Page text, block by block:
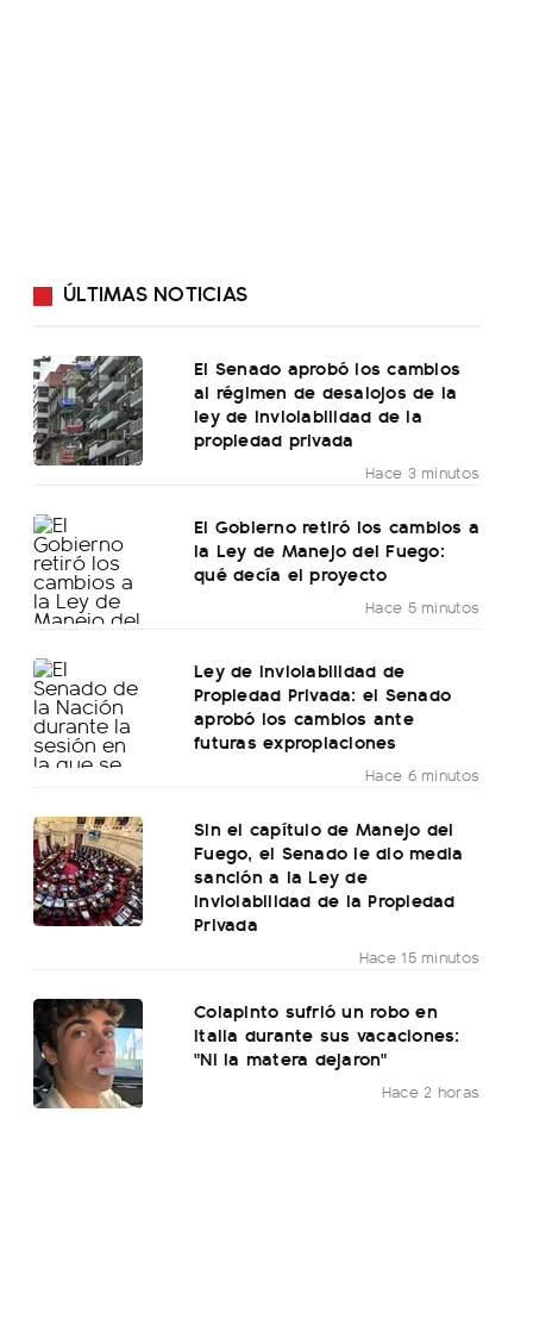
ÚLTIMAS NOTICIAS
El Senado aprobó los cambios
al régimen de desalojos de la
ley de inviolabilidad de la
propiedad privada
Hace 3 minutos
El Gobierno retiró los cambios a
la Ley de Manejo del Fuego:
qué decía el proyecto
Hace 5 minutos
Ley de Inviolabilidad de
Propiedad Privada: el Senado
aprobó los cambios ante
futuras expropiaciones
Hace 6 minutos
Sin el capítulo de Manejo del
Fuego, el Senado le dio media
sanción a la Ley de
Inviolabilidad de la Propiedad
Privada
Hace 15 minutos
Colapinto sufrió un robo en
Italia durante sus vacaciones:
"Ni la matera dejaron"
Hace 2 horas